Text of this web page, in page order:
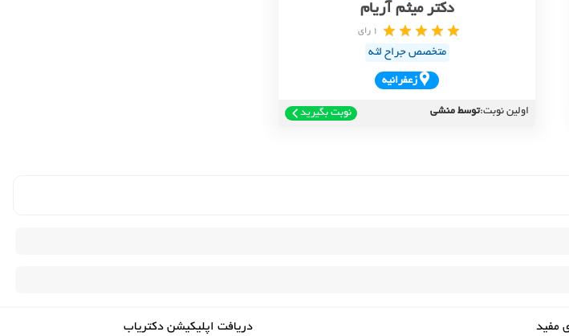
دکتر میثم آریام
1 رای
متخصص جراح لثه
زعفرانيه
اولین نوبت:توسط منشی نوبت بگیرید
مفید
دریافت اپلیکیشن دکتریاب